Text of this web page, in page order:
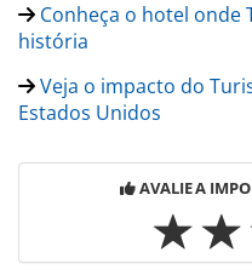
Conheça o hotel onde
história
Veja o impacto do
Estados Unidos
AVALIE A